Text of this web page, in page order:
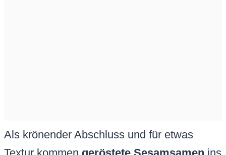
Als krönender Abschluss und für etwas